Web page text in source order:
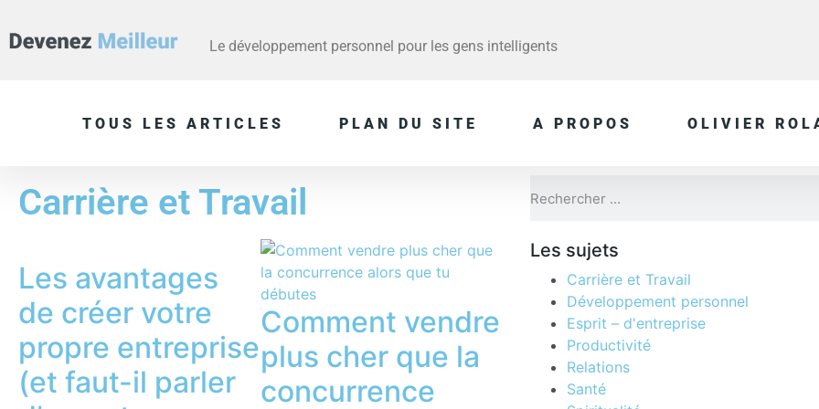
Le développement personnel pour les gens intelligents
TOUS LES ARTICLES PLAN DU SITE A PROPOS OLIVIER
Carrière et Travail
Les avantages
de créer votre
propre entreprise
(et faut-il parler
Comment vendre
plus cher que la
concurrence
Les sujets
Carrière et Travail
Développement personnel
Esprit – d'entreprise
Productivité
Relations
Santé